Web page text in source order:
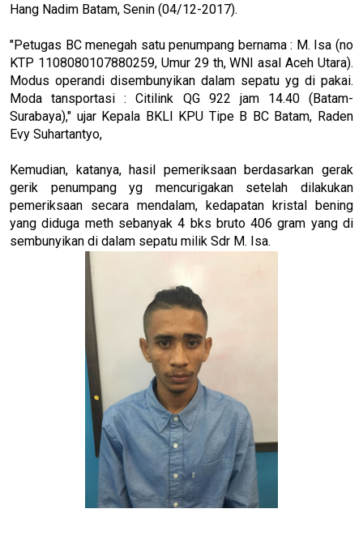
Hang Nadim Batam, Senin (04/12-2017).
"Petugas BC menegah satu penumpang bernama : M. Isa (no
KTP 1108080107880259, Umur 29 th, WNI asal Aceh Utara).
Modus operandi disembunyikan dalam sepatu yg di pakai.
Moda tansportasi : Citilink QG 922 jam 14.40 (Batam-
Surabaya)," ujar Kepala BKLI KPU Tipe B BC Batam, Raden
Evy Suhartantyo,
Kemudian, katanya, hasil pemeriksaan berdasarkan gerak
gerik penumpang yg mencurigakan setelah dilakukan
pemeriksaan secara mendalam, kedapatan kristal bening
yang diduga meth sebanyak 4 bks bruto 406 gram yang di
sembunyikan di dalam sepatu milik Sdr M. Isa.